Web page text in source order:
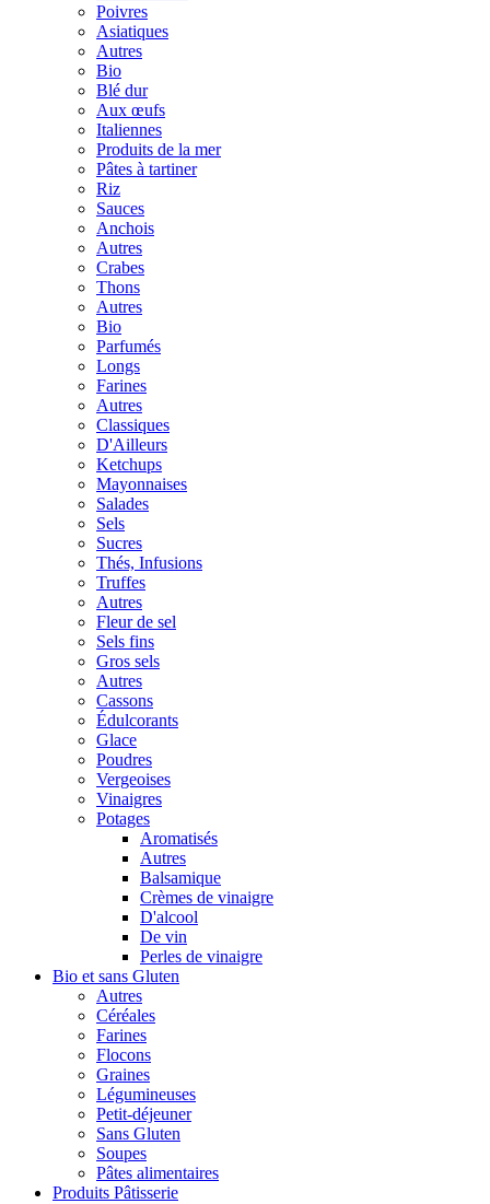
Poivres
Asiatiques
Autres
Bio
Blé dur
Aux œufs
Italiennes
Produits de la mer
Pâtes à tartiner
Riz
Sauces
Anchois
Autres
Crabes
Thons
Autres
Bio
Parfumés
Longs
Farines
Autres
Classiques
D'Ailleurs
Ketchups
Mayonnaises
Salades
Sels
Sucres
Thés, Infusions
Truffes
Autres
Fleur de sel
Sels fins
Gros sels
Autres
Cassons
Édulcorants
Glace
Poudres
Vergeoises
Vinaigres
Potages
Aromatisés
Autres
Balsamique
Crèmes de vinaigre
D'alcool
De vin
Perles de vinaigre
Bio et sans Gluten
Autres
Céréales
Farines
Flocons
Graines
Légumineuses
Petit-déjeuner
Sans Gluten
Soupes
Pâtes alimentaires
Produits Pâtisserie